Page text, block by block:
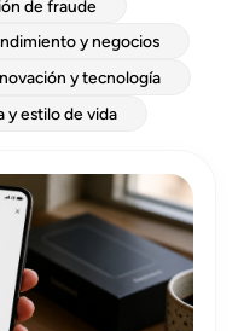
de fraude
y negocios
y tecnología
y estilo de vida